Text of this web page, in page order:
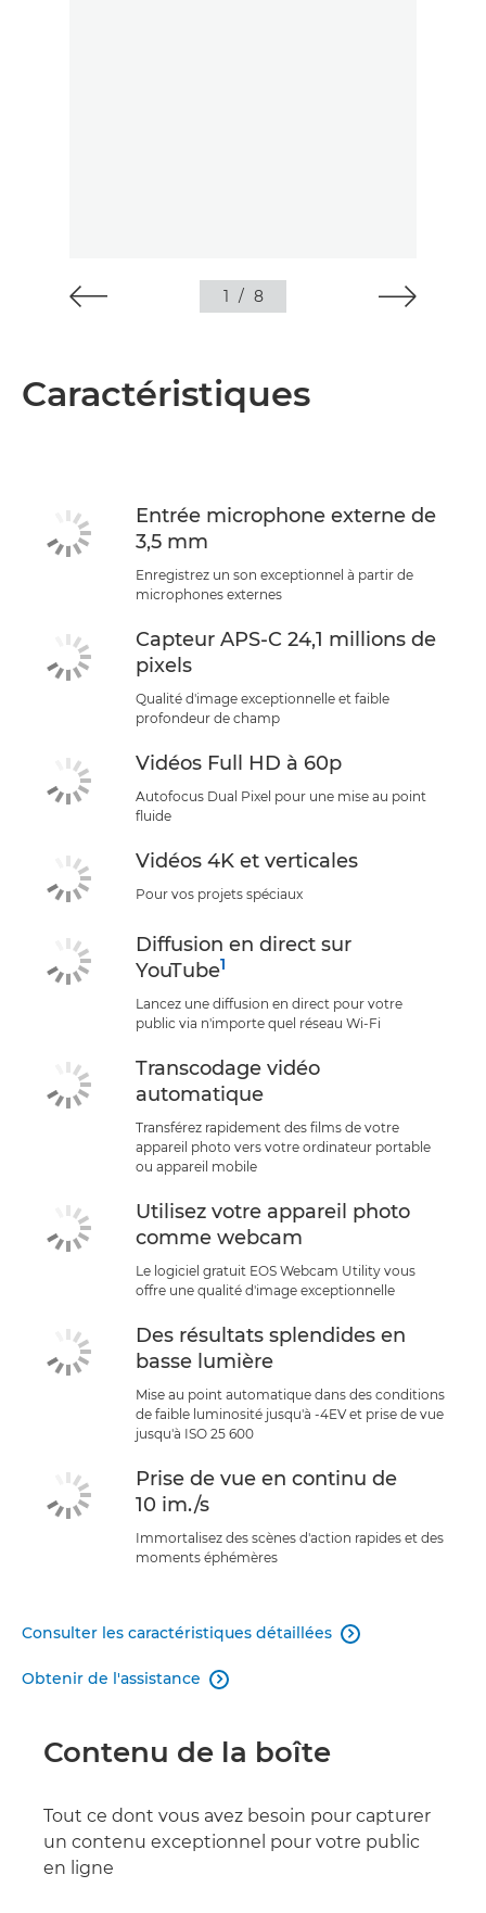
1 / 8
Caractéristiques
Entrée microphone externe de
3,5 mm
Enregistrez un son exceptionnel à partir de
microphones externes
Capteur APS-C 24,1 millions de
pixels
Qualité d'image exceptionnelle et faible
profondeur de champ
Vidéos Full HD à 60p
Autofocus Dual Pixel pour une mise au point
fluide
Vidéos 4K et verticales
Pour vos projets spéciaux
Diffusion en direct sur
YouTube1
Lancez une diffusion en direct pour votre
public via n'importe quel réseau Wi-Fi
Transcodage vidéo
automatique
Transférez rapidement des films de votre
appareil photo vers votre ordinateur portable
ou appareil mobile
Utilisez votre appareil photo
comme webcam
Le logiciel gratuit EOS Webcam Utility vous
offre une qualité d'image exceptionnelle
Des résultats splendides en
basse lumière
Mise au point automatique dans des conditions
de faible luminosité jusqu'à -4EV et prise de vue
jusqu'à ISO 25 600
Prise de vue en continu de
10 im./s
Immortalisez des scènes d'action rapides et des
moments éphémères
Consulter les caractéristiques détaillées 
Obtenir de l'assistance 
Contenu de la boîte
Tout ce dont vous avez besoin pour capturer
un contenu exceptionnel pour votre public
en ligne